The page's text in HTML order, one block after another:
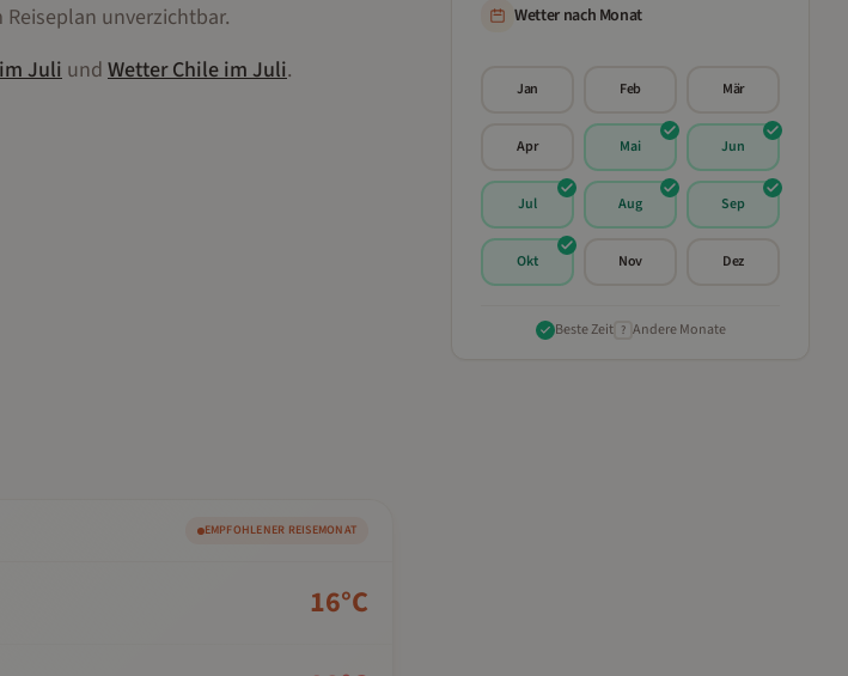
unverzichtbar.
Juli und WetterChileimJuli.
EMPFOHLENER REISEMONAT
16°C
Wetter nach Monat
Jan Feb Mär
Apr Mai Jun
Jul Aug Sep
Okt Nov Dez
Beste Zeit ? Andere Monate